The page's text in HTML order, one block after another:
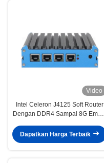
Video
Intel Celeron J4125 Soft Router
Dengan DDR4 Sampai 8G Empat
Dapatkan Harga Terbaik